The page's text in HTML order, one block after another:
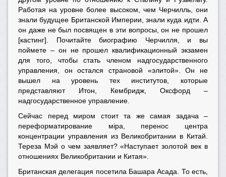
Работая на уровне более высоком, чем Черчилль, они
знали будущее Британской Империи, знали куда идти. А
он даже не был посвящен в эти вопросы, он не прошел
[кастинг]. Почитайте биографию Черчилля, и вы
поймете – он не прошел квалификационный экзамен
для того, чтобы стать членом надгосударственного
управления, он остался страновой «элитой». Он не
вышел на уровень тех институтов, которые
представляют Итон, Кембридж, Оксфорд –
надгосударственное управление.
Сейчас перед миром стоит та же самая задача –
переформатирование мiра, перенос центра
концентрации управления из Великобритании в Китай.
Тереза Мэй о чем заявляет? «Наступает золотой век в
отношениях Великобритании и Китая».
Британская делегация посетила Башара Асада. То есть,